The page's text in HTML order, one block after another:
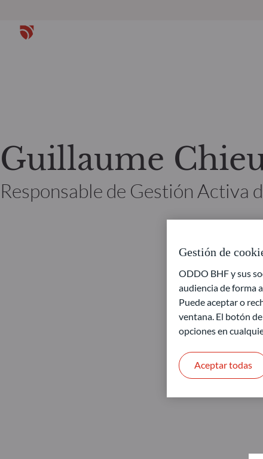
Guillaume
Responsable de Gestión Activa
Gestión de
ODDO BHF y sus
audiencia de forma
Puede aceptar o
ventana. El botón
opciones en
Aceptar todas